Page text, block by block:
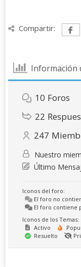
Compartir:
Información
10 Foros
22
247
Nuestro
Último
Iconos del foro:
El foro no
El foro contiene
Iconos de los Temas:
Activo
Resuelto